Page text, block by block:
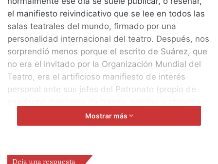
el manifiesto reivindicativo que se lee en todos las
salas teatrales del mundo, firmado por una
personalidad internacional del teatro. Después, nos
sorprendió menos porque el escrito de Suárez, que
no era el invitado por la Organización Mundial del
Teatro, era el artificioso manifiesto de interés
personal ante sus jefes del Patronato (propio de
difícil de erradicar -que diría el poeta Álvarez
Buiza-) que esgrimía para justificar los millonarios
arremeter, contra quienes han cuestionado
Mostrar más
Deja una respuesta